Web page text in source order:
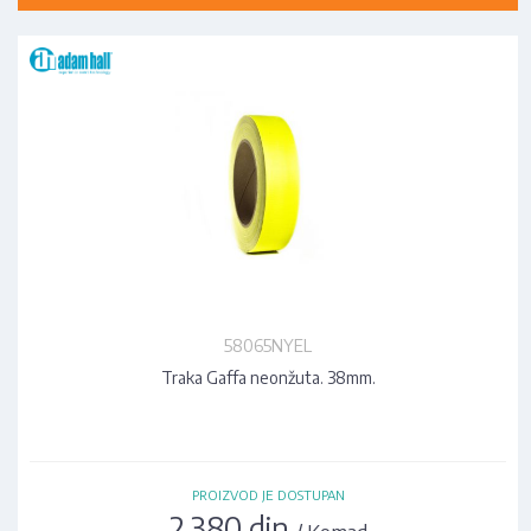
58065NYEL
Traka Gaffa neonžuta. 38mm.
PROIZVOD JE DOSTUPAN